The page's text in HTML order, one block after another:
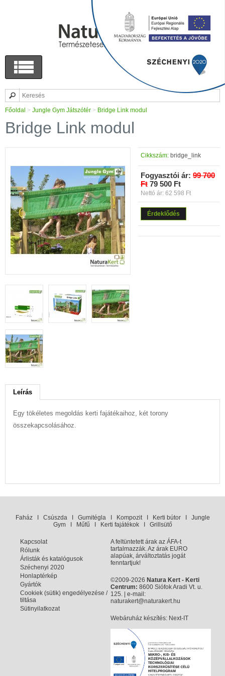
Főoldal > Jungle Gym Játszótér > Bridge Link modul
Bridge Link modul
Cikkszám: bridge_link
Fogyasztói ár: 99 700
Ft 79 500 Ft
Nettó ár: 62 598 Ft
Érdeklődés
Leírás
Egy tökéletes megoldás kerti fajátékaihoz, két torony
összekapcsolásához.
FaházI CsúszdaI GumitéglaI KompozitI Kerti bútorI Jungle
GymI Műfű Kerti fajátékokI Grillsütő
Kapcsolat
Rólunk
Árlisták és katalógusok
Széchenyi 2020
Honlaptérkép
Gyártók
Cookiek (sütik) engedélyezése /
tiltása
Sütinyilatkozat
A feltüntetett árak az ÁFA-t
tartalmazzák. Az árak EURO
alapúak, árváltoztatás jogát
fenntartjuk!
©2009-2026 Natura Kert - Kerti
Centrum: 8600 Siófok Aradi Vt. u.
125. | e-mail:
naturakert@naturakert.hu
Webáruház készítés: Next-IT